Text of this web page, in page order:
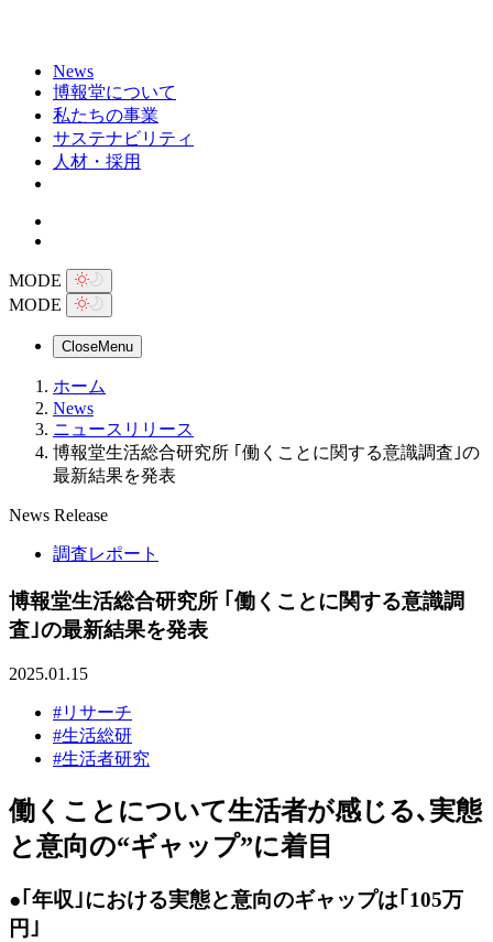
News
博報堂について
私たちの事業
サステナビリティ
人材・採用
MODE
MODE
CloseMenu
ホーム
News
ニュースリリース
博報堂生活総合研究所 ｢働くことに関する意識調査｣の
最新結果を発表
News Release
調査レポート
博報堂生活総合研究所 ｢働くことに関する意識調
査｣の最新結果を発表
2025.01.15
#リサーチ
#生活総研
#生活者研究
働くことについて生活者が感じる､実態
と意向の“ギャップ”に着目
●｢年収｣における実態と意向のギャップは｢105万
円｣